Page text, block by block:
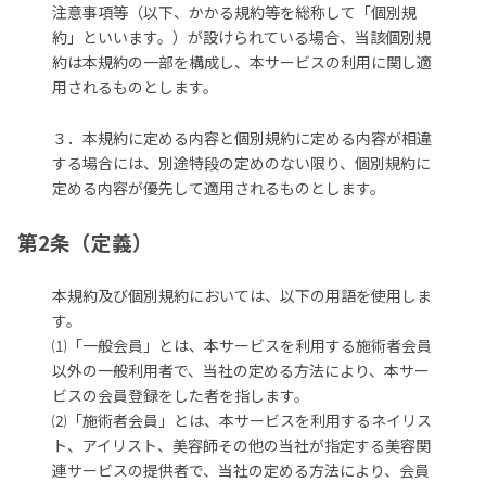
注意事項等（以下、かかる規約等を総称して「個別規
約」といいます。）が設けられている場合、当該個別規
約は本規約の一部を構成し、本サービスの利用に関し適
用されるものとします。
３．本規約に定める内容と個別規約に定める内容が相違
する場合には、別途特段の定めのない限り、個別規約に
定める内容が優先して適用されるものとします。
第2条（定義）
本規約及び個別規約においては、以下の用語を使用しま
す。
⑴「一般会員」とは、本サービスを利用する施術者会員
以外の一般利用者で、当社の定める方法により、本サー
ビスの会員登録をした者を指します。
⑵「施術者会員」とは、本サービスを利用するネイリス
ト、アイリスト、美容師その他の当社が指定する美容関
連サービスの提供者で、当社の定める方法により、会員